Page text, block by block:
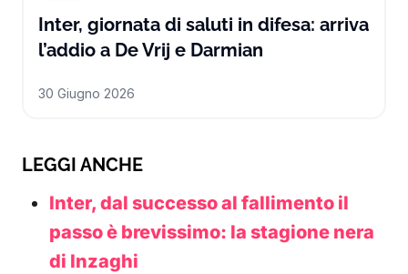
Inter, giornata di saluti in difesa: arriva
l’addio a De Vrij e Darmian
30 Giugno 2026
LEGGI ANCHE
Inter, dal successo al fallimento il
passo è brevissimo: la stagione nera
di Inzaghi